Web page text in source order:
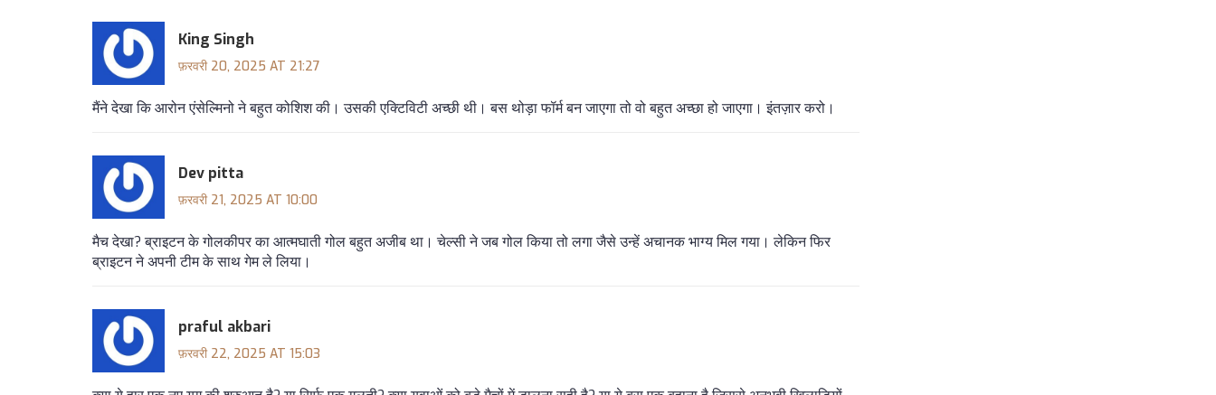
King Singh
फ़रवरी 20, 2025 AT 21:27
मैंने देखा कि आरोन एंसेल्मिनो ने बहुत कोशिश की। उसकी एक्टिविटी अच्छी थी। बस थोड़ा फॉर्म बन जाएगा तो वो बहुत अच्छा हो जाएगा। इंतज़ार करो।
Dev pitta
फ़रवरी 21, 2025 AT 10:00
मैच देखा? ब्राइटन के गोलकीपर का आत्मघाती गोल बहुत अजीब था। चेल्सी ने जब गोल किया तो लगा जैसे उन्हें अचानक भाग्य मिल गया। लेकिन फिर
ब्राइटन ने अपनी टीम के साथ गेम ले लिया।
praful akbari
फ़रवरी 22, 2025 AT 15:03